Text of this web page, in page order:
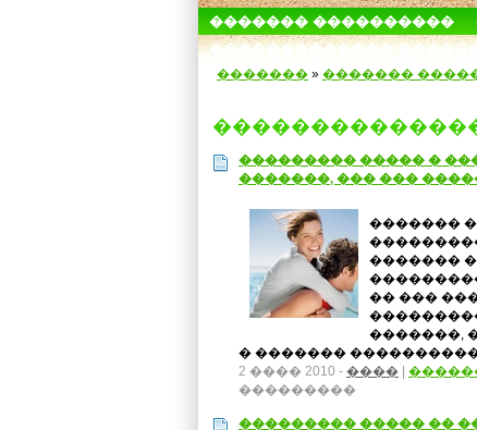
������� ����������
�������������
������� » �������
��������� ����� �
�������, ��� ���
�������
�������
�� ���
�������,
� �������
2 ���� 2010 - ����
���������
��������� ����� ��